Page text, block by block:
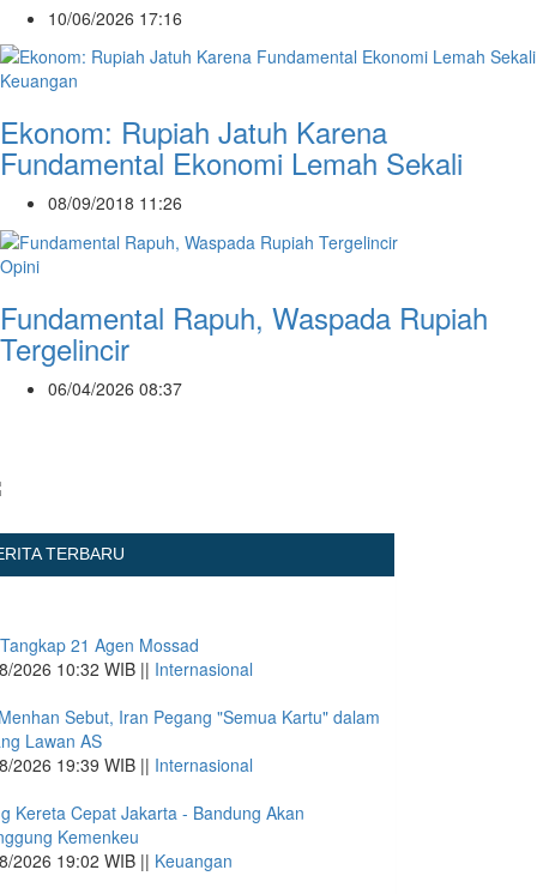
10/06/2026 17:16
Keuangan
Ekonom: Rupiah Jatuh Karena
Fundamental Ekonomi Lemah Sekali
08/09/2018 11:26
Opini
Fundamental Rapuh, Waspada Rupiah
Tergelincir
06/04/2026 08:37
TERBARU
21 Agen Mossad
2026 10:32 WIB || Internasional
Sebut, Iran Pegang "Semua Kartu" dalam
Lawan AS
2026 19:39 WIB || Internasional
Kereta Cepat Jakarta - Bandung Akan
Kemenkeu
2026 19:02 WIB || Keuangan